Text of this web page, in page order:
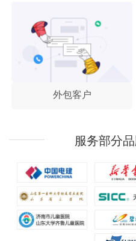
外包客户
服务部分